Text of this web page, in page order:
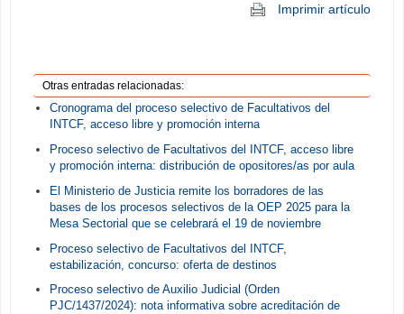
Imprimir artículo
Otras entradas relacionadas:
Cronograma del proceso selectivo de Facultativos del
INTCF, acceso libre y promoción interna
Proceso selectivo de Facultativos del INTCF, acceso libre
y promoción interna: distribución de opositores/as por aula
El Ministerio de Justicia remite los borradores de las
bases de los procesos selectivos de la OEP 2025 para la
Mesa Sectorial que se celebrará el 19 de noviembre
Proceso selectivo de Facultativos del INTCF,
estabilización, concurso: oferta de destinos
Proceso selectivo de Auxilio Judicial (Orden
PJC/1437/2024): nota informativa sobre acreditación de